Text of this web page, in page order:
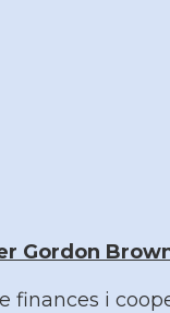
Gordon
finances i